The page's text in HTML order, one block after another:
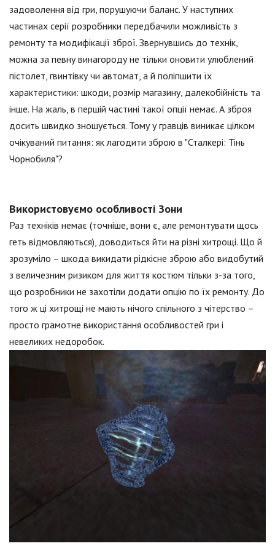
задоволення від гри, порушуючи баланс. У наступних
частинах серії розробники передбачили можливість з
ремонту та модифікації зброї. Звернувшись до технік,
можна за певну винагороду не тільки оновити улюблений
пістолет, гвинтівку чи автомат, а й поліпшити їх
характеристики: шкоди, розмір магазину, далекобійність та
інше. На жаль, в першій частині такої опції немає. А зброя
досить швидко зношується. Тому у гравців виникає цілком
очікуваний питання: як лагодити зброю в "Сталкері: Тінь
Чорнобиля"?
Використовуємо особливості Зони
Раз техніків немає (точніше, вони є, але ремонтувати щось
геть відмовляються), доводиться йти на різні хитрощі. Що й
зрозуміло – шкода викидати рідкісне зброю або видобутий
з величезним ризиком для життя костюм тільки з-за того,
що розробники не захотіли додати опцію по їх ремонту. До
того ж ці хитрощі не мають нічого спільного з чітерство –
просто грамотне використання особливостей гри і
невеликих недоробок.